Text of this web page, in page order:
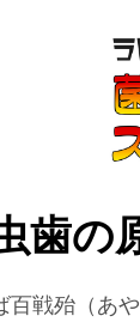
歯の
百戦殆（あ